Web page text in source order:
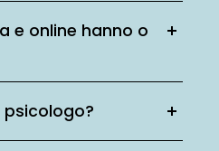
e online hanno o